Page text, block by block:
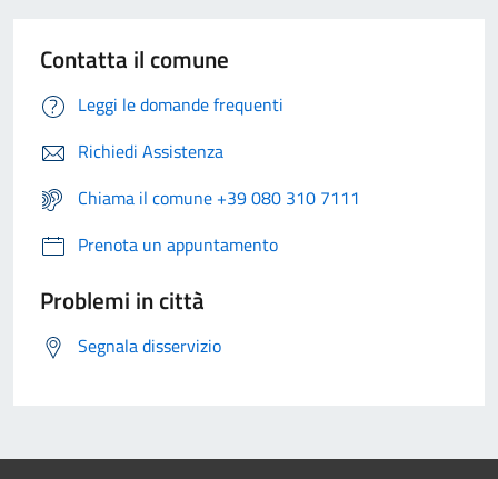
Contatta il comune
Leggi le domande frequenti
Richiedi Assistenza
Chiama il comune +39 080 310 7111
Prenota un appuntamento
Problemi in città
Segnala disservizio